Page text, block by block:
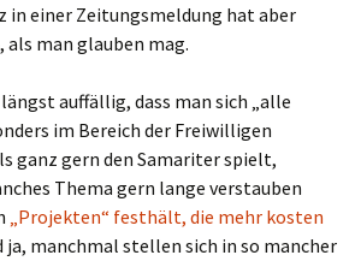
in einer Zeitungsmeldung hat aber
man glauben mag.
auffällig, dass man sich „alle
im Bereich der Freiwilligen
ganz gern den Samariter spielt,
Thema gern lange verstauben
„Projekten“ festhält, die mehr kosten
ja, manchmal stellen sich in so mancher